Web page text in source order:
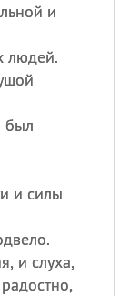
и
людей.
был
и силы
и слуха,